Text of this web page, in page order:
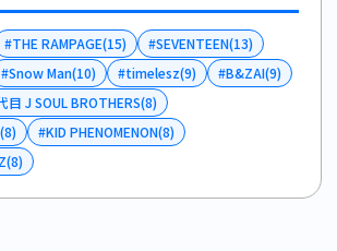
#THE RAMPAGE(15) #SEVENTEEN(13)
#Snow Man(10) #timelesz(9) #B&ZAI(9)
目 J SOUL BROTHERS(8)
(8) #KID PHENOMENON(8)
(8)